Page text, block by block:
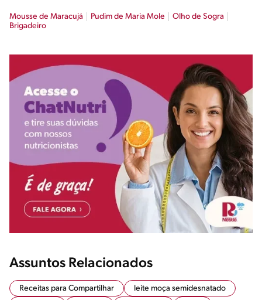
Mousse de Maracujá Pudim de Maria Mole
Olho de Sogra
Brigadeiro
Assuntos Relacionados
Receitas para Compartilhar
leite moça semidesnatado